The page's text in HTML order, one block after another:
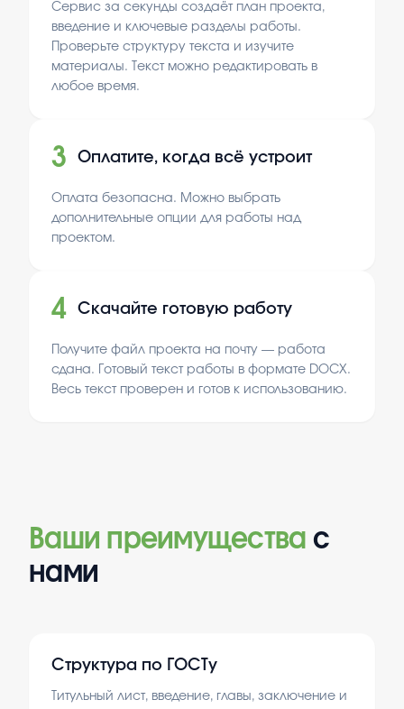
Сервис за секунды создаёт план проекта,
введение и ключевые разделы работы.
Проверьте структуру текста и изучите
материалы. Текст можно редактировать в
любое время.
3 Оплатите, когда всё устроит
Оплата безопасна. Можно выбрать
дополнительные опции для работы над
проектом.
4 Скачайте готовую работу
Получите файл проекта на почту — работа
сдана. Готовый текст работы в формате DOCX.
Весь текст проверен и готов к использованию.
Ваши преимущества с
нами
Структура по ГОСТу
Титульный лист, введение, главы, заключение и